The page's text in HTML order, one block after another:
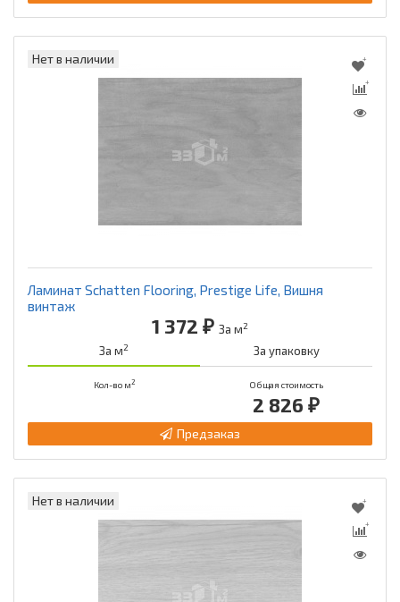
Нет в наличии
Ламинат Schatten Flooring, Prestige Life, Вишня
винтаж
1 372 ₽ За м2
За м2 За упаковку
Кол-во м2 Общая стоимость
2 826 ₽
Предзаказ
Нет в наличии